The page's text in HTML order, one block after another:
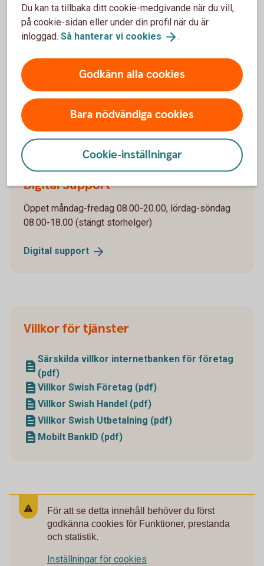
Våra kort för företag
konto som faktura. Jämför våra kort och se vad som
passar just er.
Jämför våra företagskort
Digital Support
Öppet måndag-fredag 08.00-20.00, lördag-söndag
08.00-18.00 (stängt storhelger)
Digital support
Villkor för tjänster
Särskilda villkor internetbanken för företag
(pdf)
Villkor Swish Företag (pdf)
Villkor Swish Handel (pdf)
Villkor Swish Utbetalning (pdf)
Mobilt BankID (pdf)
För att se detta innehåll behöver du först
godkänna cookies för Funktioner, prestanda
och statistik.
Inställningar för cookies
Du kan ta tillbaka ditt cookie-medgivande när du vill,
på cookie-sidan eller under din profil när du är
inloggad. Så hanterar vi cookies .
Godkänn alla cookies
Bara nödvändiga cookies
Cookie-inställningar